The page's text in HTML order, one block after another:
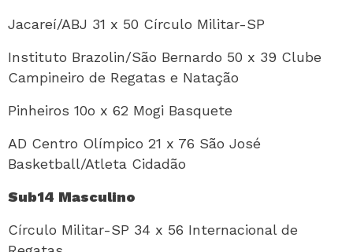
Jacareí/ABJ 31 x 50 Círculo Militar-SP
Instituto Brazolin/São Bernardo 50 x 39 Clube
Campineiro de Regatas e Natação
Pinheiros 10o x 62 Mogi Basquete
AD Centro Olímpico 21 x 76 São José
Basketball/Atleta Cidadão
Sub14 Masculino
Círculo Militar-SP 34 x 56 Internacional de